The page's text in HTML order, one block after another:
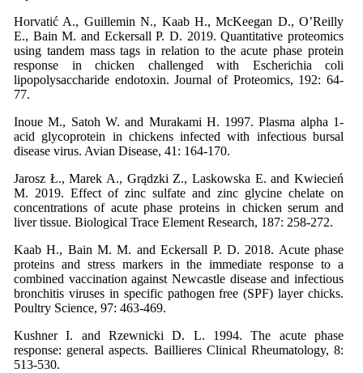
Horvatić A., Guillemin N., Kaab H., McKeegan D., O’Reilly
E., Bain M. and Eckersall P. D. 2019. Quantitative proteomics
using tandem mass tags in relation to the acute phase protein
response in chicken challenged with Escherichia coli
lipopolysaccharide endotoxin. Journal of Proteomics, 192: 64-
77.
Inoue M., Satoh W. and Murakami H. 1997. Plasma alpha 1-
acid glycoprotein in chickens infected with infectious bursal
disease virus. Avian Disease, 41: 164-170.
Jarosz Ł., Marek A., Grądzki Z., Laskowska E. and Kwiecień
M. 2019. Effect of zinc sulfate and zinc glycine chelate on
concentrations of acute phase proteins in chicken serum and
liver tissue. Biological Trace Element Research, 187: 258-272.
Kaab H., Bain M. M. and Eckersall P. D. 2018. Acute phase
proteins and stress markers in the immediate response to a
combined vaccination against Newcastle disease and infectious
bronchitis viruses in specific pathogen free (SPF) layer chicks.
Poultry Science, 97: 463-469.
Kushner I. and Rzewnicki D. L. 1994. The acute phase
response: general aspects. Baillieres Clinical Rheumatology, 8:
513-530.